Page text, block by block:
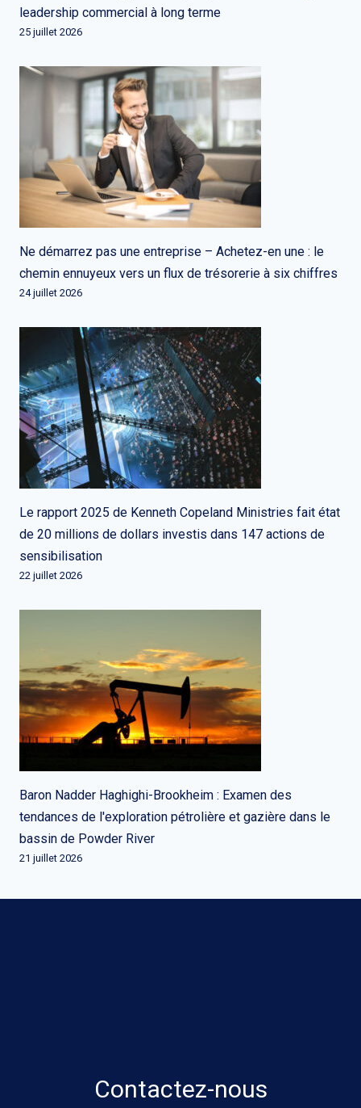
leadership commercial à long terme
25 juillet 2026
Ne démarrez pas une entreprise – Achetez-en une : le
chemin ennuyeux vers un flux de trésorerie à six chiffres
24 juillet 2026
Le rapport 2025 de Kenneth Copeland Ministries fait état
de 20 millions de dollars investis dans 147 actions de
sensibilisation
22 juillet 2026
Baron Nadder Haghighi-Brookheim : Examen des
tendances de l'exploration pétrolière et gazière dans le
bassin de Powder River
21 juillet 2026
Contactez-nous